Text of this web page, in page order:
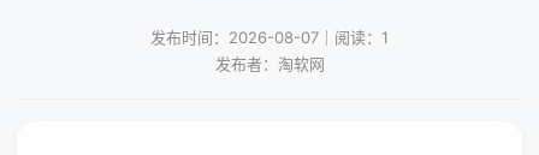
发布时间：2026-08-07｜阅读：1
发布者：淘软网